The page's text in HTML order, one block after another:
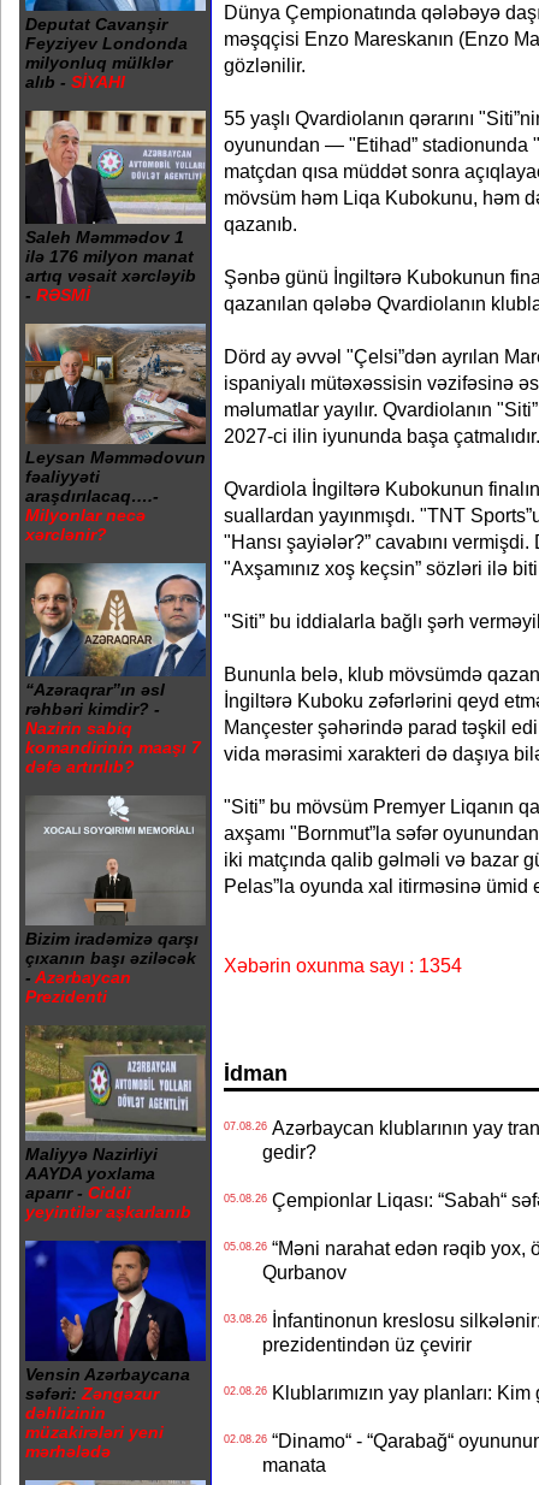
Deputat Cavanşir
Feyziyev Londonda
milyonluq mülklər
alıb - SİYAHI
Saleh Məmmədov 1
ilə 176 milyon manat
artıq vəsait xərcləyib
- RƏSMİ
Leysan Məmmədovun
fəaliyyəti
araşdırılacaq….-
Milyonlar necə
xərclənir?
“Azəraqrar”ın əsl
rəhbəri kimdir? -
Nazirin sabiq
komandirinin maaşı 7
dəfə artırılıb?
Bizim iradəmizə qarşı
çıxanın başı əziləcək
- Azərbaycan
Prezidenti
Maliyyə Nazirliyi
AAYDA yoxlama
aparır - Ciddi
yeyintilər aşkarlanıb
Vensin Azərbaycana
səfəri: Zəngəzur
dəhlizinin
müzakirələri yeni
mərhələdə
Dünya Çempionatında qələbəyə
məşqçisi Enzo Mareskanın (Enzo
gözlənilir.
55 yaşlı Qvardiolanın qərarını
oyunundan — "Etihad” stadionunda
matçdan qısa müddət sonra
mövsüm həm Liqa Kubokunu, həm
qazanıb.
Şənbə günü İngiltərə Kubokunun
qazanılan qələbə Qvardiolanın
Dörd ay əvvəl "Çelsi”dən ayrılan
ispaniyalı mütəxəssisin vəzifəsinə
məlumatlar yayılır. Qvardiolanın
2027-ci ilin iyununda başa çatmalıdır.
Qvardiola İngiltərə Kubokunun
suallardan yayınmışdı. "TNT
"Hansı şayiələr?” cavabını
"Axşamınız xoş keçsin” sözləri ilə
"Siti” bu iddialarla bağlı şərh
Bununla belə, klub mövsümdə
İngiltərə Kuboku zəfərlərini qeyd
Mançester şəhərində parad təşkil
vida mərasimi xarakteri də daşıya
"Siti” bu mövsüm Premyer Liqanın
axşamı "Bornmut”la səfər
iki matçında qalib gəlməli və bazar
Pelas”la oyunda xal itirməsinə ümid
Xəbərin oxunma sayı : 1354
İdman
07.08.26Azərbaycan klublarının yay
gedir?
05.08.26Çempionlar Liqası: “Sabah“
05.08.26“Məni narahat edən rəqib yox,
Qurbanov
03.08.26İnfantinonun kreslosu
prezidentindən üz çevirir
02.08.26Klublarımızın yay planları:
02.08.26“Dinamo“ - “Qarabağ“
manata